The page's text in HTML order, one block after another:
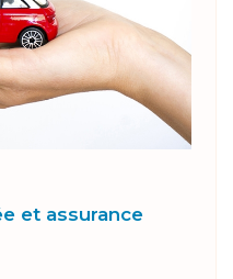
et assurance